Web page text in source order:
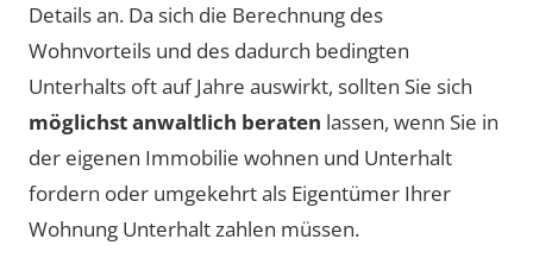
Details an. Da sich die Berechnung des
Wohnvorteils und des dadurch bedingten
Unterhalts oft auf Jahre auswirkt, sollten Sie sich
möglichst anwaltlich beraten lassen, wenn Sie in
der eigenen Immobilie wohnen und Unterhalt
fordern oder umgekehrt als Eigentümer Ihrer
Wohnung Unterhalt zahlen müssen.